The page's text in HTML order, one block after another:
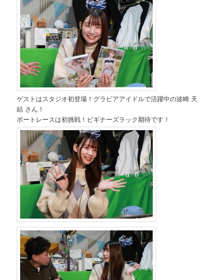
ゲストはスタジオ初登場！グラビアアイドルで活躍中の波崎 天
結 さん！
ボートレースは初挑戦！ビギナーズラック期待です！